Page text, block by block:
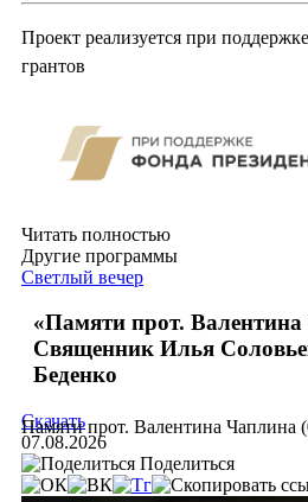
Проект реализуется при
грантов
Читать полностью
Другие программы
Светлый вечер
«Памяти прот.
Священник Илья
Беденко
Памяти прот. Валентина Чаплина
Скачать
07.08.2026
Поделиться